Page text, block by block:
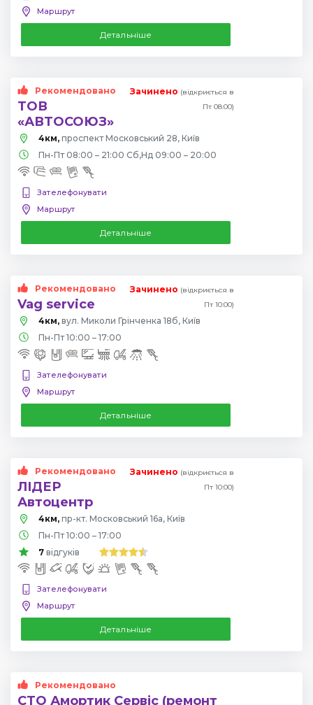
Маршрут
Детальніше
Рекомендовано
ТОВ
«АВТОСОЮЗ»
Зачинено (відкриється в
Пт 08:00)
4км, проспект Московський 28, Київ
Пн-Пт 08:00 – 21:00 Сб,Нд 09:00 – 20:00
Зателефонувати
Маршрут
Детальніше
Рекомендовано
Vag service
Зачинено (відкриється в
Пт 10:00)
4км, вул. Миколи Грінченка 18б, Київ
Пн-Пт 10:00 – 17:00
Зателефонувати
Маршрут
Детальніше
Рекомендовано
ЛІДЕР
Автоцентр
Зачинено (відкриється в
Пт 10:00)
4км, пр-кт. Московський 16а, Київ
Пн-Пт 10:00 – 17:00
7 відгуків
Зателефонувати
Маршрут
Детальніше
Рекомендовано
СТО Амортик Сервіс (ремонт